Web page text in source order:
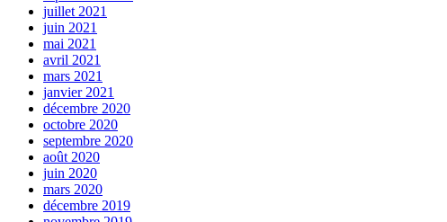
juillet 2021
juin 2021
mai 2021
avril 2021
mars 2021
janvier 2021
décembre 2020
octobre 2020
septembre 2020
août 2020
juin 2020
mars 2020
décembre 2019